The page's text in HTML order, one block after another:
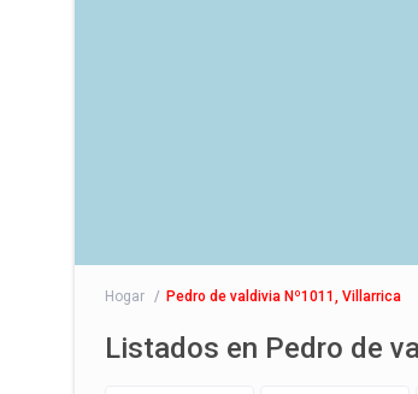
Hogar Pedro de valdivia Nº1011, Villarrica
Listados en Pedro de